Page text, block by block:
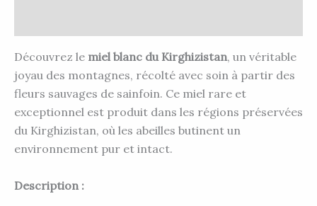
Découvrez le miel blanc du Kirghizistan, un véritable
joyau des montagnes, récolté avec soin à partir des
fleurs sauvages de sainfoin. Ce miel rare et
exceptionnel est produit dans les régions préservées
du Kirghizistan, où les abeilles butinent un
environnement pur et intact.
Description :